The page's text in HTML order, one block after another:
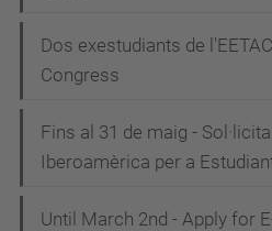
Dos exestudiants de
Congress
Fins al 31 de maig -
Iberoamèrica per a
Until March 2nd - Apply for